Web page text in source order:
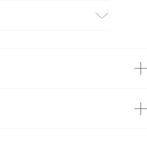
(макс. 110 °)